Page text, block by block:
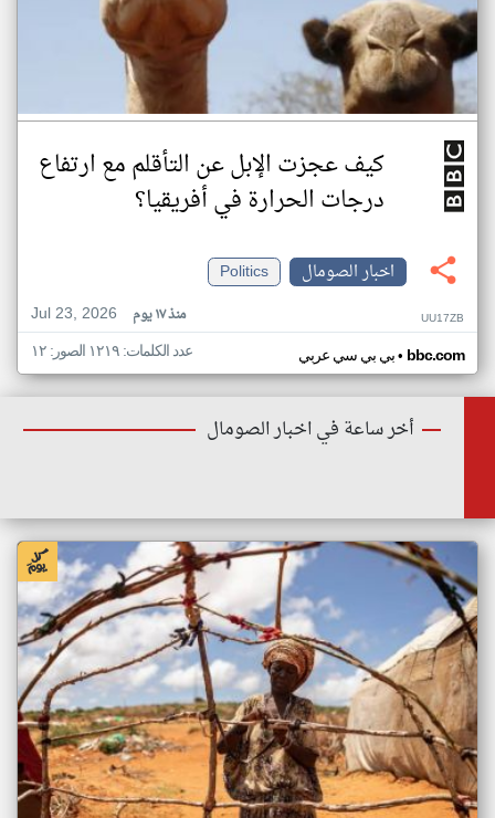
كيف عجزت الإبل عن التأقلم مع ارتفاع
درجات الحرارة في أفريقيا؟
اخبار الصومال
Politics
Jul 23, 2026
منذ ١٧ يوم UU17ZB
بي بي سي عربي• bbc.com عدد الكلمات: ١٢١٩ الصور: ١٢
أخر ساعة في اخبار الصومال